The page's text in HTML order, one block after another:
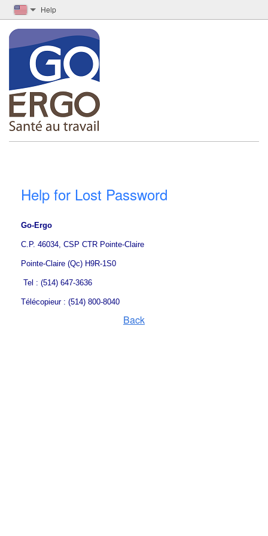
Help
Help for Lost Password
Go-Ergo
C.P. 46034, CSP CTR Pointe-Claire
Pointe-Claire (Qc) H9R-1S0
Tel : (514) 647-3636
Télécopieur : (514) 800-8040
Back